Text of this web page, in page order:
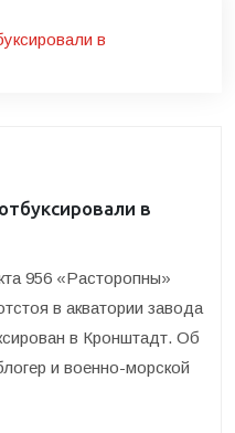
в
в
956 «Расторопны»
в акватории завода
в Кронштадт. Об
и военно-морской